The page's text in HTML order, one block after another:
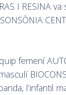
I RESINA
femení
l’infantil